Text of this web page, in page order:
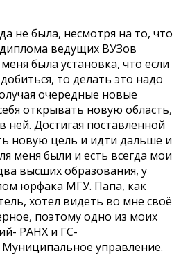
не была, несмотря на то, что
ведущих ВУЗов
была установка, что если
то делать это надо
очередные новые
открывать новую область,
ней. Достигая поставленной
новую цель и идти дальше и
меня были и есть всегда мои
высших образования, у
юрфака МГУ. Папа, как
хотел видеть во мне своё
поэтому одно из моих
РАНХ и ГС-
Муниципальное управление.